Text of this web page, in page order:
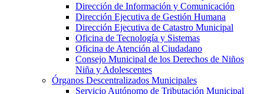
Dirección de Información y Comunicación
Dirección Ejecutiva de Gestión Humana
Dirección Ejecutiva de Catastro Municipal
Oficina de Tecnología y Sistemas
Oficina de Atención al Ciudadano
Consejo Municipal de los Derechos de Niños
Niña y Adolescentes
Órganos Descentralizados Municipales
Servicio Autónomo de Tributación Municipal